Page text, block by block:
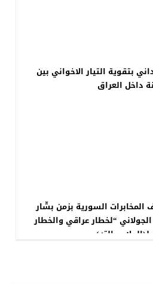
بتقوية التيار الاخواني بين
داخل العراق
السورية بزمن بشّار
“لخطار عراقي والخطار
مالته)